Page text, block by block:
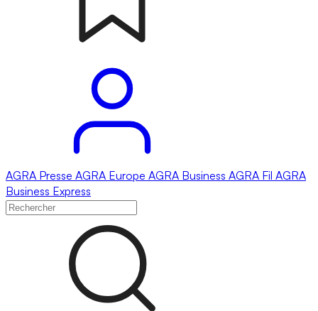
AGRA Presse AGRA Europe AGRA Business AGRA Fil AGRA
Business Express